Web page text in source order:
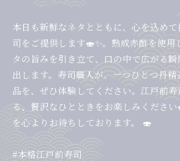
本日も新鮮なネタとともに、心を込め
司をご提供します🍣✨。熟成赤酢を使用
タの旨みを引き立て、口の中で広がる
出します。寿司職人が、一つひとつ丹
品を、ぜひ体験してください。江戸前
る、贅沢なひとときをお楽しみくださ
を心よりお待ちしております。 🍣
#本格江戸前寿司